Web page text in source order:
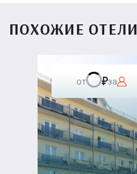
ПОХОЖИЕ ОТЕЛИ
от за